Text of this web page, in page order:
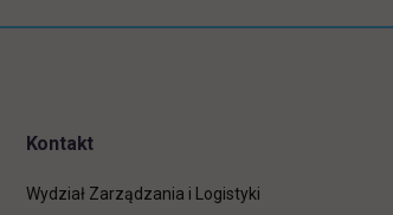
Kontakt
Wydział Zarządzania i Logistyki